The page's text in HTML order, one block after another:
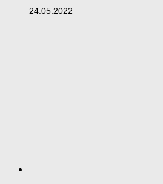
24.05.2022